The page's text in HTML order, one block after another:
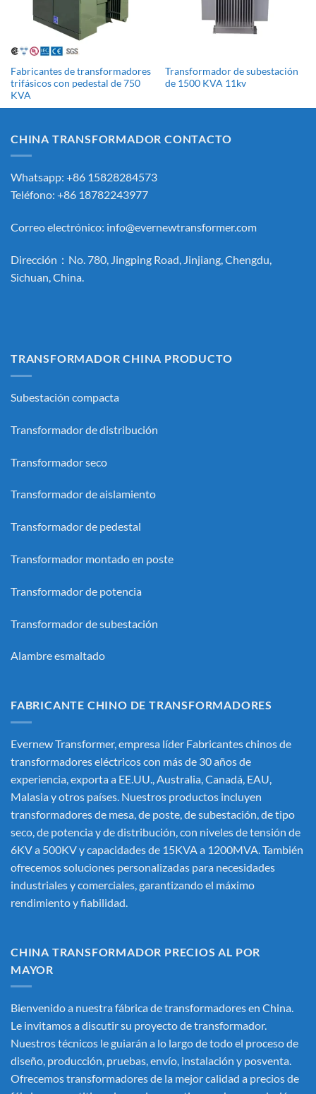
Fabricantes de transformadores
trifásicos con pedestal de 750
KVA
Transformador de subestación
de 1500 KVA 11kv
CHINA TRANSFORMADOR CONTACTO
Whatsapp: +86 15828284573
Teléfono: +86 18782243977
Correo electrónico: info@evernewtransformer.com
Dirección：No. 780, Jingping Road, Jinjiang, Chengdu,
Sichuan, China.
TRANSFORMADOR CHINA PRODUCTO
Subestación compacta
Transformador de distribución
Transformador seco
Transformador de aislamiento
Transformador de pedestal
Transformador montado en poste
Transformador de potencia
Transformador de subestación
Alambre esmaltado
FABRICANTE CHINO DE TRANSFORMADORES
Evernew Transformer, empresa líder Fabricantes chinos de
transformadores eléctricoscon más de 30 años de
experiencia, exporta a EE.UU., Australia, Canadá, EAU,
Malasia y otros países. Nuestros productos incluyen
transformadores de mesa, de poste, de subestación, de tipo
seco, de potencia y de distribución, con niveles de tensión de
6KV a 500KV y capacidades de 15KVA a 1200MVA. También
ofrecemos soluciones personalizadas para necesidades
industriales y comerciales, garantizando el máximo
rendimiento y fiabilidad.
CHINA TRANSFORMADOR PRECIOS AL POR
MAYOR
Bienvenido a nuestra fábrica de transformadores en China.
Le invitamos a discutir su proyecto de transformador.
Nuestros técnicos le guiarán a lo largo de todo el proceso de
diseño, producción, pruebas, envío, instalación y posventa.
Ofrecemos transformadores de la mejor calidad a precios de